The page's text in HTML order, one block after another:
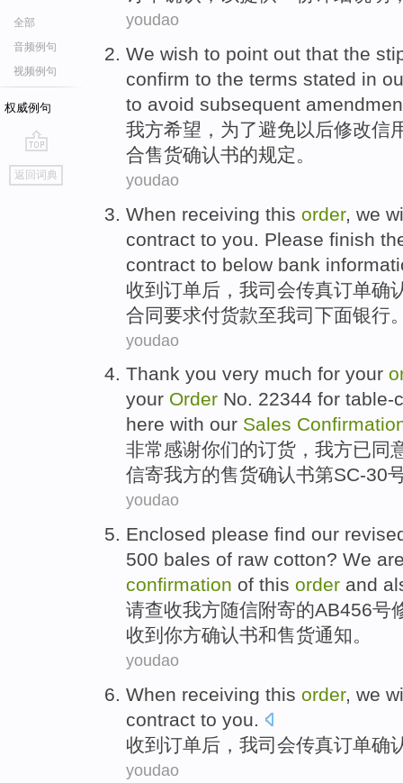
全部
音频例句
视频例句
权威例句
go
top
返回词典
youdao
We wish to point out that the
confirm to the terms stated in
to avoid subsequent
我方希望 ， 为了避免以后修改信
合售货确认书的规定。
youdao
When receiving this order, we
contract to you Please finish
contract to below bank
收到 订单后， 我司 会传真订单确
合同要求付货款至我司 下面银行
youdao
Thank you very much for your
your Order No. 22344 for
here with our Sales
非常感谢你们的订货 ， 我方已同
信寄我方的售货确认书第SC-30
youdao
Enclosed please find our
500 bales of raw cotton? We
confirmation of this order and
请查收我方随信附寄的AB456号
收到 你方确认书和售货通知。
youdao
When receiving this order, we
contract to you.
收到 订单后， 我司 会传真订单确
youdao